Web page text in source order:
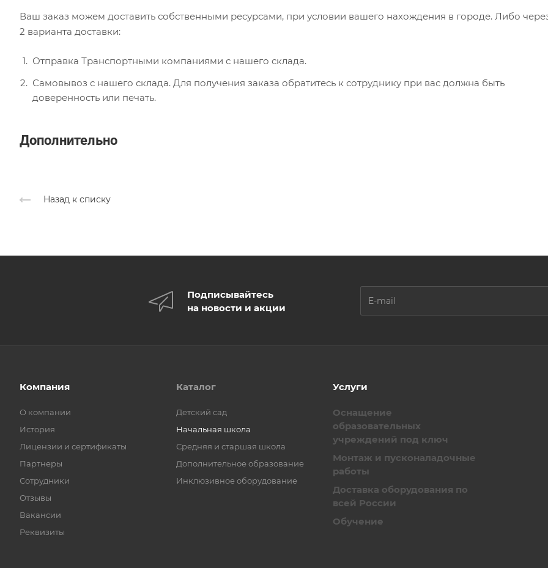
Ваш заказ можем доставить собственными ресурсами, при условии вашего нахождения в городе. Либо
2 варианта доставки:
Отправка Транспортными компаниями с нашего склада.
Самовывоз с нашего склада. Для получения заказа обратитесь к сотруднику при вас должна быть
доверенность или печать.
Дополнительно
Назад к списку
Подписывайтесь
на новости и акции
Компания
О компании
История
Лицензии и сертификаты
Партнеры
Сотрудники
Отзывы
Вакансии
Реквизиты
Каталог
Детский сад
Начальная школа
Средняя и старшая школа
Дополнительное образование
Инклюзивное оборудование
Услуги
Оснащение
образовательных
учреждений под ключ
Монтаж и пусконаладочные
работы
Доставка оборудования по
всей России
Обучение